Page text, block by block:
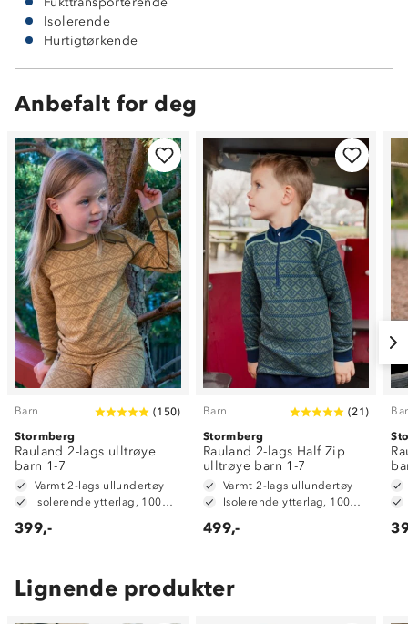
Isolerende
Hurtigtørkende
Anbefalt for deg
Barn (150)
Stormberg
Rauland 2-lags ulltrøye
barn 1-7
Varmt 2-lags ullundertøy
399,-
Barn (21 )
Stormberg
Rauland 2-lags Half Zip
ulltrøye barn 1-7
Varmt 2-lags ullundertøy
499,-
Lignende produkter